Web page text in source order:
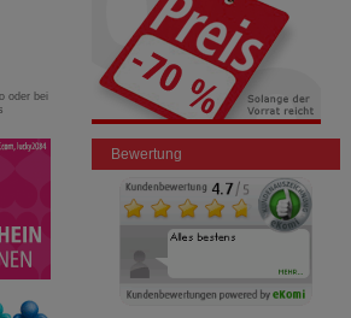
oder bei
Bewertung